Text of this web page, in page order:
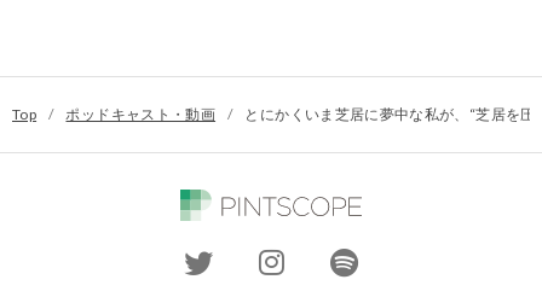
Top / ポッドキャスト・動画 / とにかくいま芝居に夢中な私が、“芝居を